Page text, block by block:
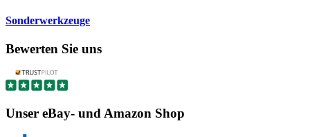
Sonderwerkzeuge
Bewerten Sie uns
Unser eBay- und Amazon Shop